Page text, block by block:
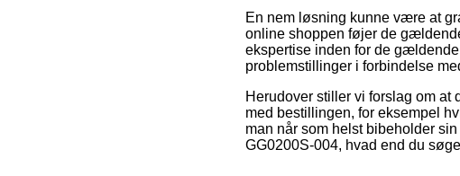
En nem løsning kunne være at
online shoppen føjer de
ekspertise inden for de
problemstillinger i forbindelse
Herudover stiller vi forslag om
med bestillingen, for eksempel
man når som helst bibeholder
GG0200S-004, hvad end du